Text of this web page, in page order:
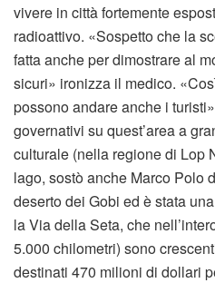
vivere in città fortemente
radioattivo. «Sospetto che la
fatta anche per dimostrare al
sicuri» ironizza il medico.
possono andare anche i
governativi su quest’area a
culturale (nella regione di Lop
lago, sostò anche Marco Polo
deserto dei Gobi ed è stata
la Via della Seta, che
5.000 chilometri) sono
destinati 470 milioni di dollari